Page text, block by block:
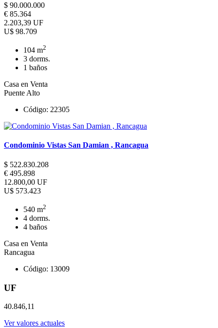
$ 90.000.000
€ 85.364
2.203,39 UF
U$ 98.709
104 m2
3 dorms.
1 baños
Casa en Venta
Puente Alto
Código: 22305
Condominio Vistas San Damian , Rancagua
$ 522.830.208
€ 495.898
12.800,00 UF
U$ 573.423
540 m2
4 dorms.
4 baños
Casa en Venta
Rancagua
Código: 13009
UF
40.846,11
Ver valores actuales